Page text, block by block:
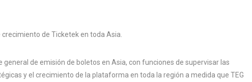
de Ticketek en toda Asia.
de emisión de boletos en Asia, con funciones de supervisar las
y el crecimiento de la plataforma en toda la región a medida que TEG